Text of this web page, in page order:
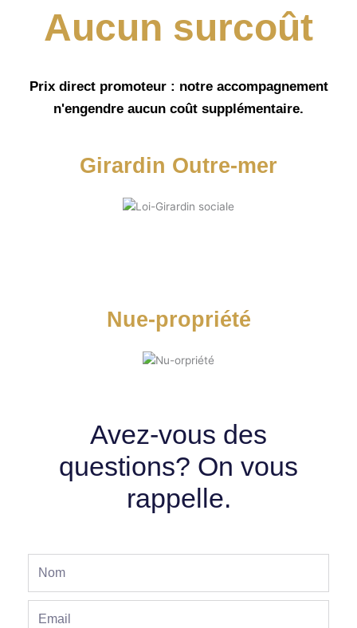
Aucun surcoût
Prix direct promoteur : notre accompagnement
n'engendre aucun coût supplémentaire.
Girardin Outre-mer
Nue-propriété
Avez-vous des
questions? On vous
rappelle.